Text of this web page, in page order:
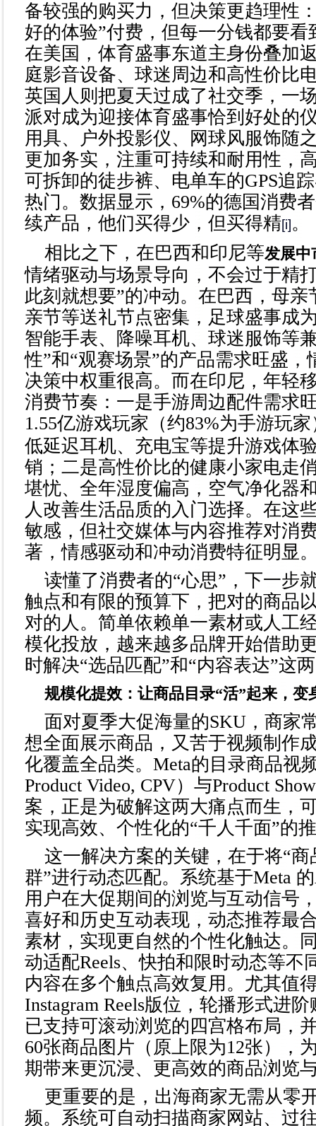
备较强的购买力，但决策更趋理性
好的体验”付费，但每一分钱都要看
在美国，体育盛事东道主身份叠加
庭影音设备、球迷周边和高性价比
英国人则把夏天过成了社交季，一
派对成为迎接体育盛事恰到好处的
用具、户外投影仪、网球风服饰随
更加务实，注重可持续和耐用性，
可拆卸的徒步裤、电单车的GPS追
热门。数据显示，69%的德国消费
续产品，他们买得少，但买得精[i]。
相比之下，在巴西和印尼等发展中
情绪驱动与场景导向，不会过于精
此刻就想要”的冲动。在巴西，母亲
亲节等送礼节点密集，足球盛事成
智能手表、降噪耳机、球迷服饰等
性”和“观赛场景”的产品需求旺盛，
决策中权重很高。而在印尼，年轻
消费节奏：一是手游周边配件需求
1.55亿游戏玩家（约83%为手游玩家
低延迟耳机、充电宝等提升游戏体
销；二是高性价比的健康小家电走
堪忧、全年湿度偏高，空气净化器
人改善生活品质的入门选择。在这
敏感，但社交媒体与内容推荐对消
著，情感驱动和冲动消费特征明显
读懂了消费者的“心思”，下一步
触点和有限的预算下，把对的商品
对的人。简单依赖单一素材或人工
模化投放，越来越多品牌开始借助
时解决“选品匹配”和“内容表达”这
规模化提效：让商品目录“活”起来，变
面对夏季大促海量的SKU，商家
想全面展示商品，又苦于视频制作
化覆盖全品类。Meta的目录商品视
Product Video, CPV）与Product
案，正是为破解这两大痛点而生，
实现高效、个性化的“千人千面”的
这一解决方案的关键，在于将“
群”进行动态匹配。系统基于Meta
用户在大促期间的浏览与互动信号
喜好和历史互动表现，动态推荐最
素材，实现更自然的个性化触达。
动适配Reels、快拍和限时动态等不
内容在多个触点高效复用。尤其值
Instagram Reels版位，轮播形式进
已支持可滚动浏览的四宫格布局，
60张商品图片（原上限为12张），
期带来更沉浸、更高效的商品浏览
更重要的是，出海商家无需从零
频。系统可自动扫描商家网站、过